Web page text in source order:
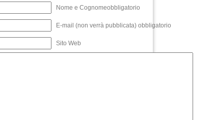
Nome e Cognomeobbligatorio
E-mail (non verrà pubblicata) obbligatorio
Sito Web